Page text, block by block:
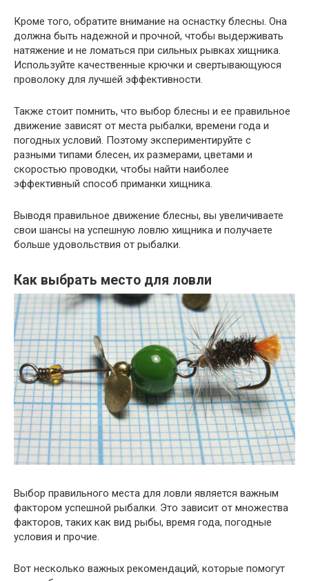
Кроме того, обратите внимание на оснастку блесны. Она
должна быть надежной и прочной, чтобы выдерживать
натяжение и не ломаться при сильных рывках хищника.
Используйте качественные крючки и свертывающуюся
проволоку для лучшей эффективности.
Также стоит помнить, что выбор блесны и ее правильное
движение зависят от места рыбалки, времени года и
погодных условий. Поэтому экспериментируйте с
разными типами блесен, их размерами, цветами и
скоростью проводки, чтобы найти наиболее
эффективный способ приманки хищника.
Выводя правильное движение блесны, вы увеличиваете
свои шансы на успешную ловлю хищника и получаете
больше удовольствия от рыбалки.
Как выбрать место для ловли
Выбор правильного места для ловли является важным
фактором успешной рыбалки. Это зависит от множества
факторов, таких как вид рыбы, время года, погодные
условия и прочие.
Вот несколько важных рекомендаций, которые помогут